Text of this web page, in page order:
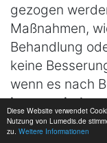
Diese Website verwendet
Nutzung von Lumedis.de
zu. Weitere Informationen
gezogen
Maßnahmen,
Behandlung
keine
wenn es nach
immer wieder
Sobald die